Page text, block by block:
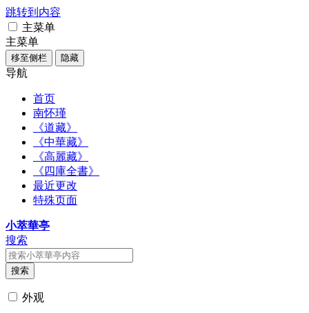
跳转到内容
主菜单
主菜单
移至侧栏 隐藏
导航
首页
南怀瑾
《道藏》
《中華藏》
《高麗藏》
《四庫全書》
最近更改
特殊页面
小萃華亭
搜索
搜索
外观